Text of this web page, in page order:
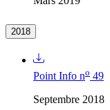
2018
Point Info no 49
Septembre 2018